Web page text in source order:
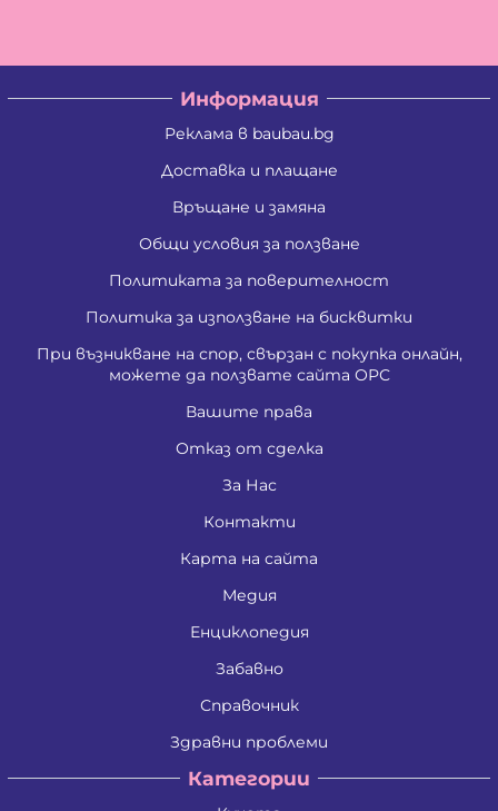
Информация
Реклама в baubau.bg
Доставка и плащане
Връщане и замяна
Общи условия за ползване
Политиката за поверителност
Политика за използване на бисквитки
При възникване на спор, свързан с покупка онлайн,
можете да ползвате сайта ОРС
Вашите права
Отказ от сделка
За Нас
Контакти
Карта на сайта
Медия
Енциклопедия
Забавно
Справочник
Здравни проблеми
Категории